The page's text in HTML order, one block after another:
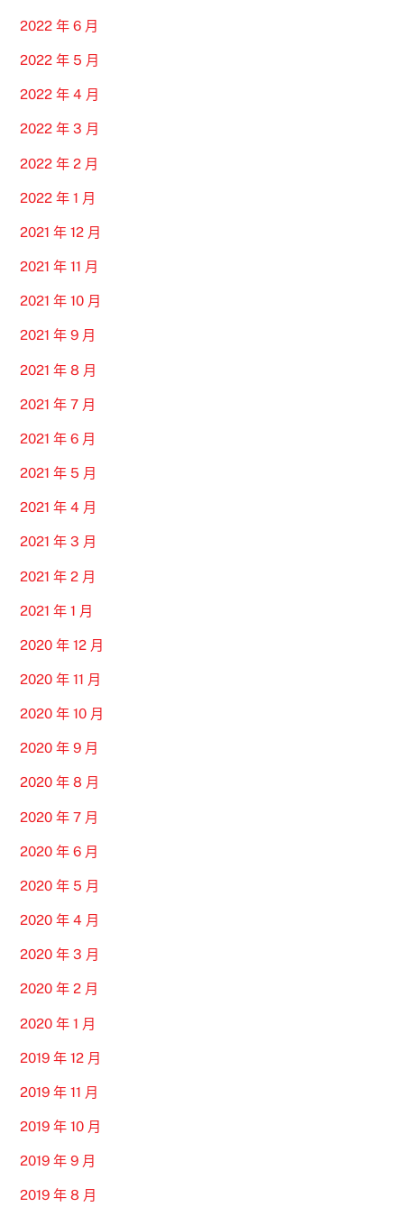
2022 年 6 月
2022 年 5 月
2022 年 4 月
2022 年 3 月
2022 年 2 月
2022 年 1 月
2021 年 12 月
2021 年 11 月
2021 年 10 月
2021 年 9 月
2021 年 8 月
2021 年 7 月
2021 年 6 月
2021 年 5 月
2021 年 4 月
2021 年 3 月
2021 年 2 月
2021 年 1 月
2020 年 12 月
2020 年 11 月
2020 年 10 月
2020 年 9 月
2020 年 8 月
2020 年 7 月
2020 年 6 月
2020 年 5 月
2020 年 4 月
2020 年 3 月
2020 年 2 月
2020 年 1 月
2019 年 12 月
2019 年 11 月
2019 年 10 月
2019 年 9 月
2019 年 8 月